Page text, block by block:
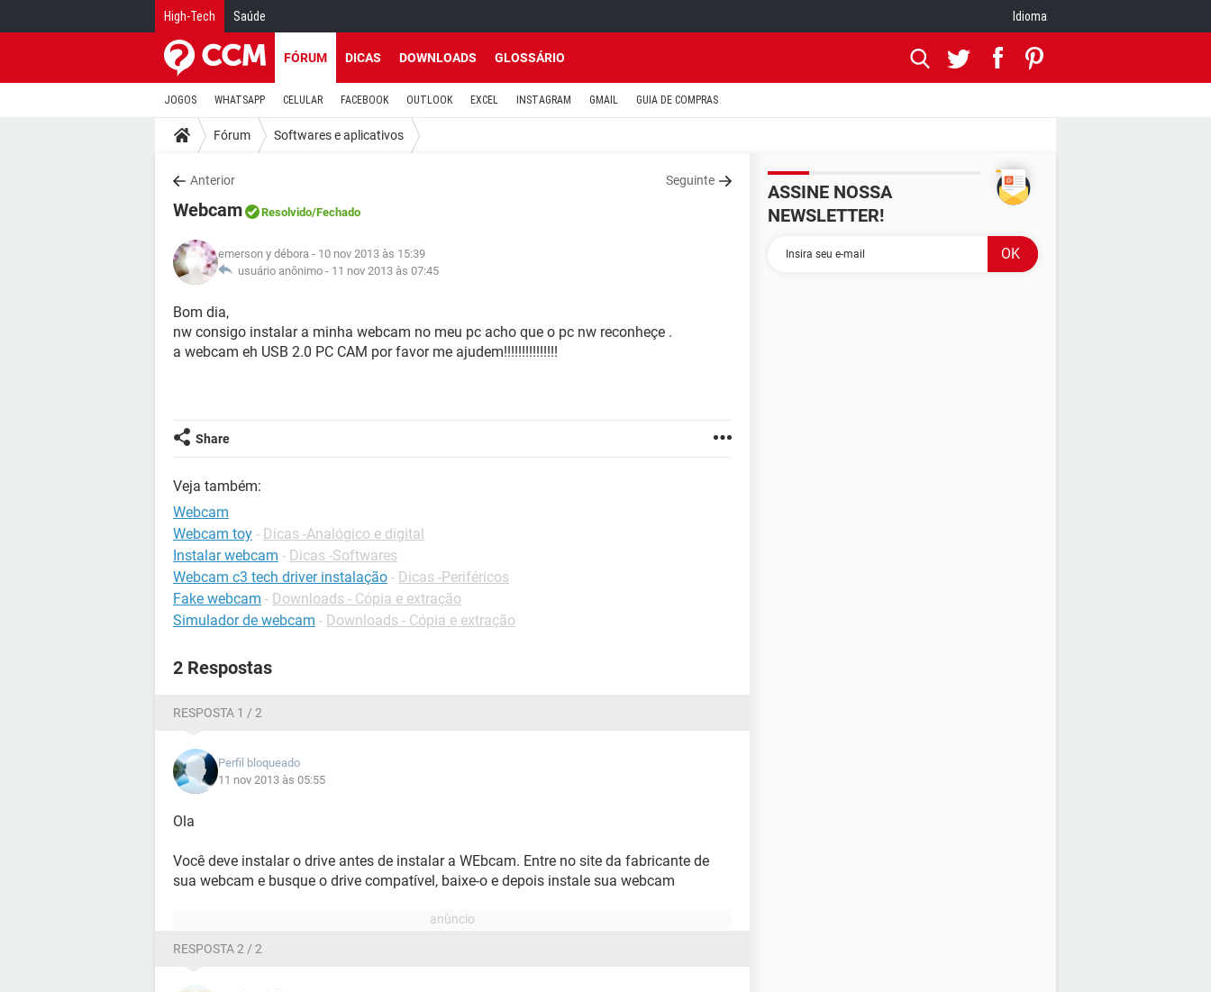
High-Tech Saúde Idioma
FÓRUM DICAS DOWNLOADS GLOSSÁRIO
JOGOS WHATSAPP CELULAR FACEBOOK OUTLOOK EXCEL INSTAGRAM GMAIL GUIA DE COMPRAS
Fórum Softwares e aplicativos
Anterior Seguinte
Webcam Resolvido/Fechado
emerson y débora - 10 nov 2013 às 15:39
usuário anônimo - 11 nov 2013 às 07:45
Bom dia,
nw consigo instalar a minha webcam no meu pc acho que o pc nw reconheçe .
a webcam eh USB 2.0 PC CAM por favor me ajudem!!!!!!!!!!!!!!!
Share
Veja também:
Webcam
Webcam toy - Dicas -Analógico e digital
Instalar webcam - Dicas -Softwares
Webcam c3 tech driver instalação - Dicas -Periféricos
Fake webcam - Downloads - Cópia e extração
Simulador de webcam - Downloads - Cópia e extração
2 Respostas
RESPOSTA 1 / 2
Perfil bloqueado
11 nov 2013 às 05:55
Ola
Você deve instalar o drive antes de instalar a WEbcam. Entre no site da fabricante de
sua webcam e busque o drive compatível, baixe-o e depois instale sua webcam
RESPOSTA 2 / 2
ASSINE NOSSA
NEWSLETTER!